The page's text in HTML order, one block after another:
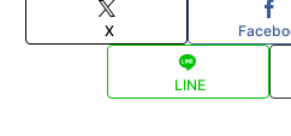
X
LINE